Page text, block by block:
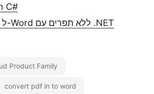
C#
המרת HTML ל-Word ללא תפרים עם .NET
Product Family
convert pdf in to word